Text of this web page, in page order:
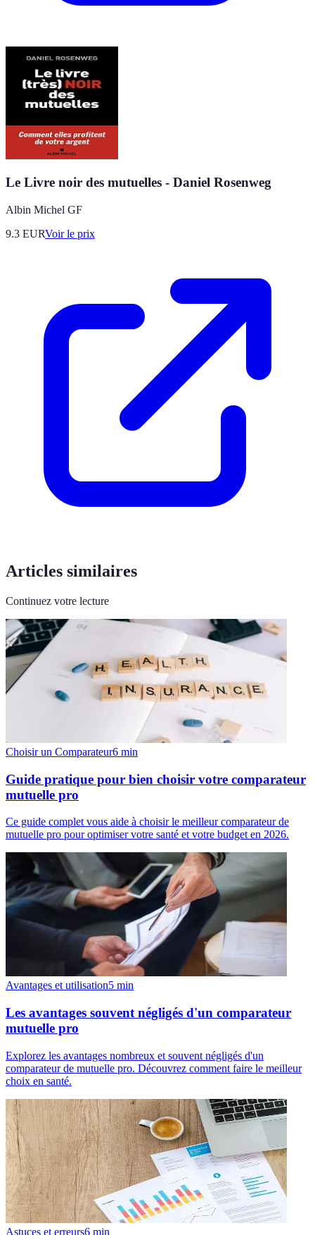
Le Livre noir des mutuelles - Daniel Rosenweg
Albin Michel GF
9.3 EURVoir le prix
Articles similaires
Continuez votre lecture
Choisir un Comparateur6 min
Guide pratique pour bien choisir votre comparateur
mutuelle pro
Ce guide complet vous aide à choisir le meilleur comparateur de
mutuelle pro pour optimiser votre santé et votre budget en 2026.
Avantages et utilisation5 min
Les avantages souvent négligés d'un comparateur
mutuelle pro
Explorez les avantages nombreux et souvent négligés d'un
comparateur de mutuelle pro. Découvrez comment faire le meilleur
choix en santé.
Astuces et erreurs6 min